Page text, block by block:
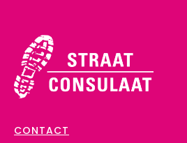
CONTACT